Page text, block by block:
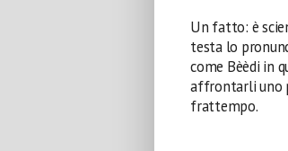
Un fatto: è
testa lo
come Bèèdi in
affrontarli uno
frattempo.